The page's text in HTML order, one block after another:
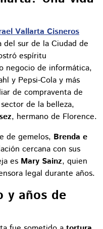
Vallarta Cisneros
sur de la Ciudad de
espíritu
negocio de informática,
y Pepsi-Cola y más
de compraventa de
de la belleza,
, hermano de Florence.
de gemelos, Brenda e
cercana con sus
es Mary Sainz, quien
legal durante años.
y años de